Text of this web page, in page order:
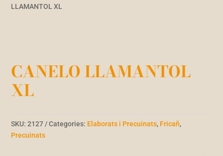
LLAMANTOL XL
CANELO LLAMANTOL
XL
SKU:2127 Categories: Elaborats i Precuinats, Fricañ,
Precuinats